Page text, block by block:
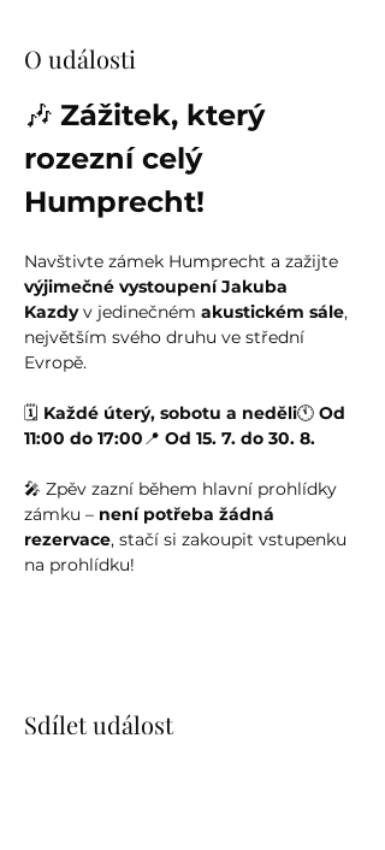
O události
🎶 Zážitek, který
rozezní celý
Humprecht!
Navštivte zámek Humprecht a zažijte
výjimečné vystoupení Jakuba
Kazdy v jedinečném akustickém sále,
největším svého druhu ve střední
Evropě.
🗓️ Každé úterý, sobotu a neděli🕚 Od
11:00 do 17:00📍 Od 15. 7. do 30. 8.
🎤 Zpěv zazní během hlavní prohlídky
zámku – není potřeba žádná
rezervace, stačí si zakoupit vstupenku
na prohlídku!
Sdílet událost